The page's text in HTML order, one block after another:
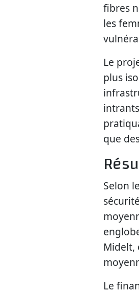
fibres
les
Le
plus
que
Selon
Midelt,
Le